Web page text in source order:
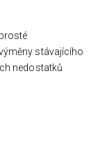
stávajícího
nedostatků